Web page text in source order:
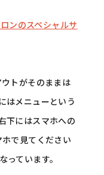
ンのスペシャルサ
トがそのままは
はメニューという
下にはスマホへの
で見てください
ています。